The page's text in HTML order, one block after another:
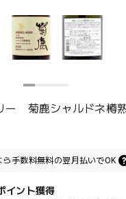
菊鹿シャルドネ樽
ら 手数料無料の翌月払いでOK
イント獲得